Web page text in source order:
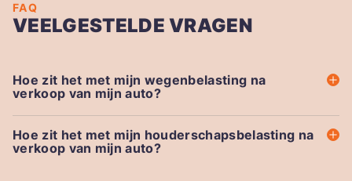
FAQ
VEELGESTELDE VRAGEN
Hoe zit het met mijn wegenbelasting na
verkoop van mijn auto?
Hoe zit het met mijn houderschapsbelasting na
verkoop van mijn auto?